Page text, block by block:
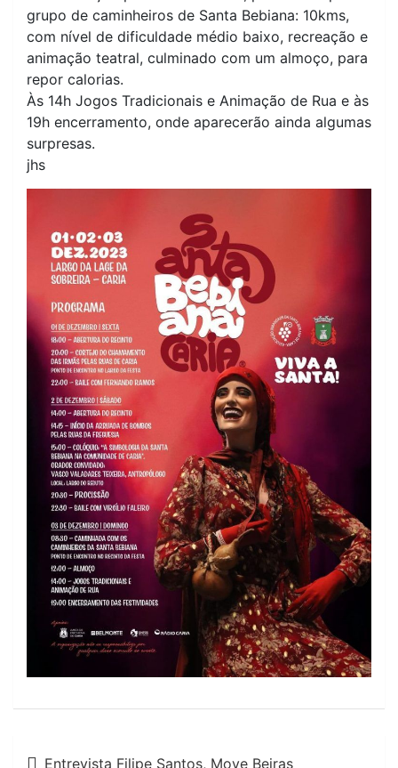
grupo de caminheiros de Santa Bebiana: 10kms,
com nível de dificuldade médio baixo, recreação e
animação teatral, culminado com um almoço, para
repor calorias.
Às 14h Jogos Tradicionais e Animação de Rua e às
19h encerramento, onde aparecerão ainda algumas
surpresas.
jhs
Navegação
Entrevista Filipe Santos, Move Beiras